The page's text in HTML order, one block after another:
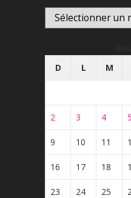
Archives
D
L M
2 3 4 5
9 10 11
16 17 18
23 24 25